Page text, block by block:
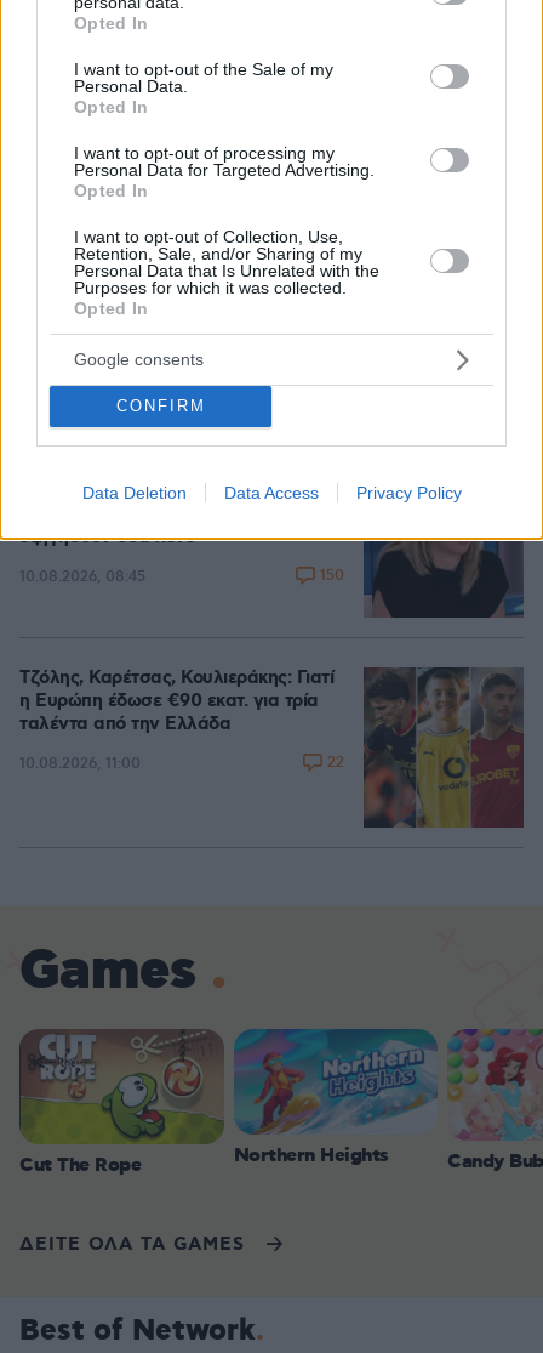
grant or deny consent to Google and its third-party tags to
use your data for below specified purposes in below Google
consent section.
Opted In
I want to opt-out of the Sale of my
Personal Data.
Opted In
I want to opt-out of processing my
Personal Data for Targeted Advertising.
Opted In
I want to opt-out of Collection, Use,
Retention, Sale, and/or Sharing of my
Personal Data that Is Unrelated with the
Purposes for which it was collected.
Opted In
Google consents
CONFIRM
Data Deletion Data Access Privacy Policy
Σαρακήνικο: Χειριστής και ιδιοκτήτης
έστειλαν δικηγόρο και «κινδυνεύουν»
με ένα πρόστιμο
10.08.2026, 11:46 43
Βελτιώθηκε η εικόνα της φωτιάς στον
Κουβαρά: Στο σημείο πάνω από 200
πυροσβέστες και εναέρια, ζημιές σε
εργοστάσιο και κτηνοτροφικές
μονάδες
10.08.2026, 12:00 49
από τον Αυγερινό, θα υπάρξουν
εξηγήσουν όσα λένε
10.08.2026, 08:45 150
Τζόλης, Καρέτσας, Κουλιεράκης: Γιατί
η Ευρώπη έδωσε €90 εκατ. για τρία
ταλέντα από την Ελλάδα
10.08.2026, 11:00 22
Games
Cut The Rope Northern Heights Candy
ΔΕΙΤΕ ΟΛΑ ΤΑ GAMES
Best of Network